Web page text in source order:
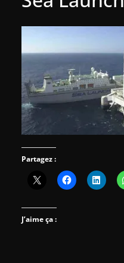
Partagez :
J’aime ça :